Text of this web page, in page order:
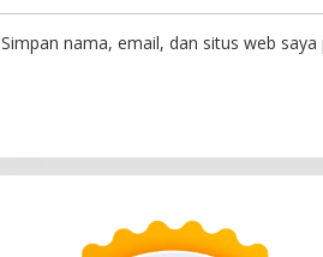
Simpan nama, email, dan situs web